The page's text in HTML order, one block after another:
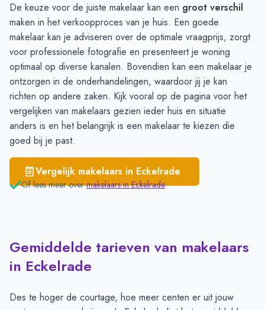
De keuze voor de juiste makelaar kan een groot verschil
maken in het verkoopproces van je huis. Een goede
makelaar kan je adviseren over de optimale vraagprijs, zorgt
voor professionele fotografie en presenteert je woning
optimaal op diverse kanalen. Bovendien kan een makelaar je
ontzorgen in de onderhandelingen, waardoor jij je kan
richten op andere zaken. Kijk vooral op de pagina voor het
vergelijken van makelaars gezien ieder huis en situatie
anders is en het belangrijk is een makelaar te kiezen die
goed bij je past.
Vergelijk makelaars in Eckelrade
Of lees meer over makelaars inEckelrade
Gemiddelde tarieven van makelaars
in Eckelrade
Des te hoger de courtage, hoe meer centen er uit jouw